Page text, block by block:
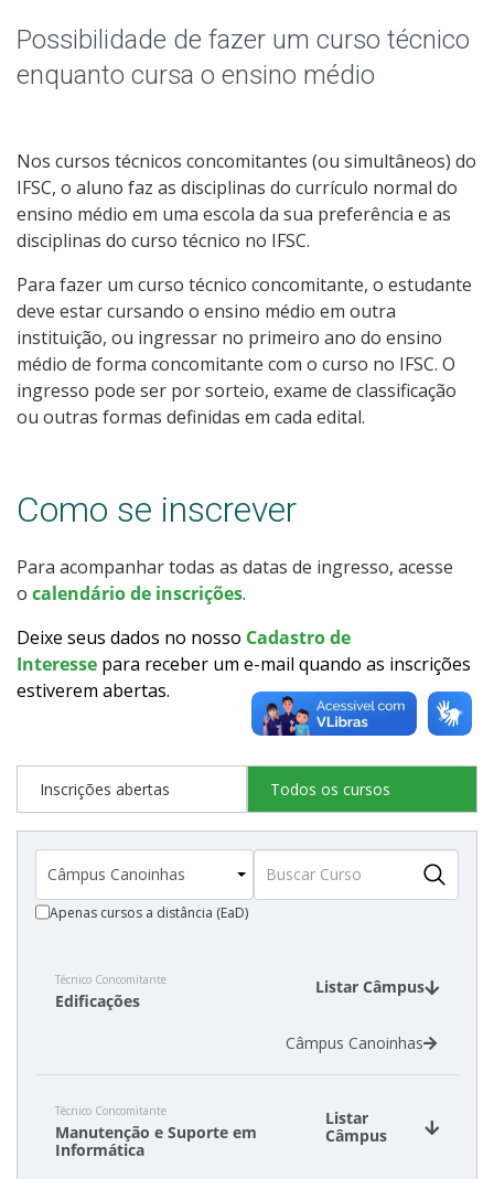
Educação a Distância
Todos os cursos
Processo de Inscrição
Resultados
Como posso estudar no IFSC?
Calendário de inscrições
Processos Seletivos
Cotas
Orientações para Matrícula
Transferências e Retornos
Provas e Gabaritos
Estatísticas dos Processos Seletivos
Possibilidade de fazer um curso técnico
enquanto cursa o ensino médio
Nos cursos técnicos concomitantes (ou simultâneos) do
IFSC, o aluno faz as disciplinas do currículo normal do
ensino médio em uma escola da sua preferência e as
disciplinas do curso técnico no IFSC.
Para fazer um curso técnico concomitante, o estudante
deve estar cursando o ensino médio em outra
instituição, ou ingressar no primeiro ano do ensino
médio de forma concomitante com o curso no IFSC. O
ingresso pode ser por sorteio, exame de classificação
ou outras formas definidas em cada edital.
Como se inscrever
Para acompanhar todas as datas de ingresso, acesse
o calendário de inscrições.
Deixe seus dados no nosso Cadastro de
Interesse para receber um e-mail quando as inscrições
estiverem abertas.
Inscrições abertas Todos os cursos
Apenas cursos a distância (EaD)
Técnico Concomitante
Edificações
Listar Câmpus
Câmpus Canoinhas
Técnico Concomitante
Manutenção e Suporte em
Informática
Listar
Câmpus